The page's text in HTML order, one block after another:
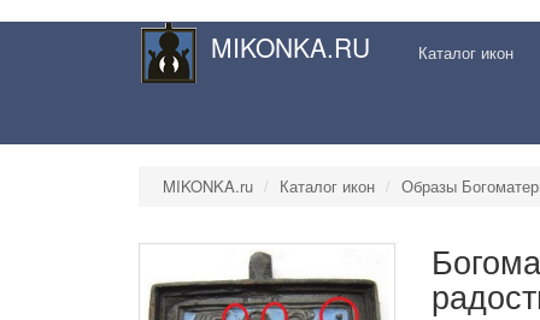
MIKONKA.RU Каталог икон
MIKONKA.ru Каталог икон Образы